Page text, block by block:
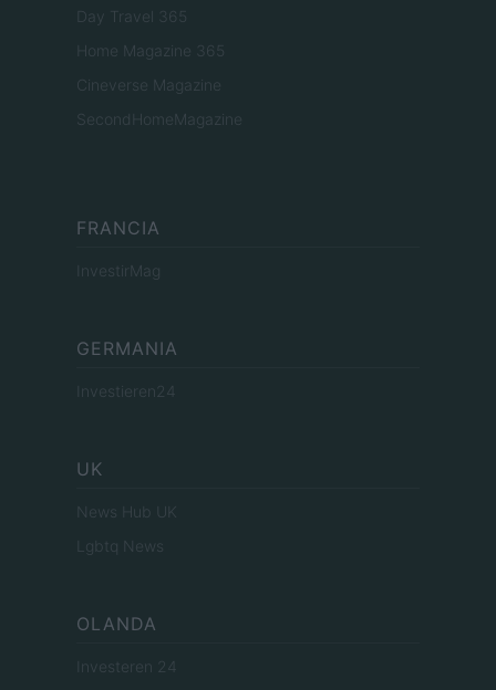
Day Travel 365
Home Magazine 365
Cineverse Magazine
SecondHomeMagazine
FRANCIA
InvestirMag
GERMANIA
Investieren24
UK
News Hub UK
Lgbtq News
OLANDA
Investeren 24